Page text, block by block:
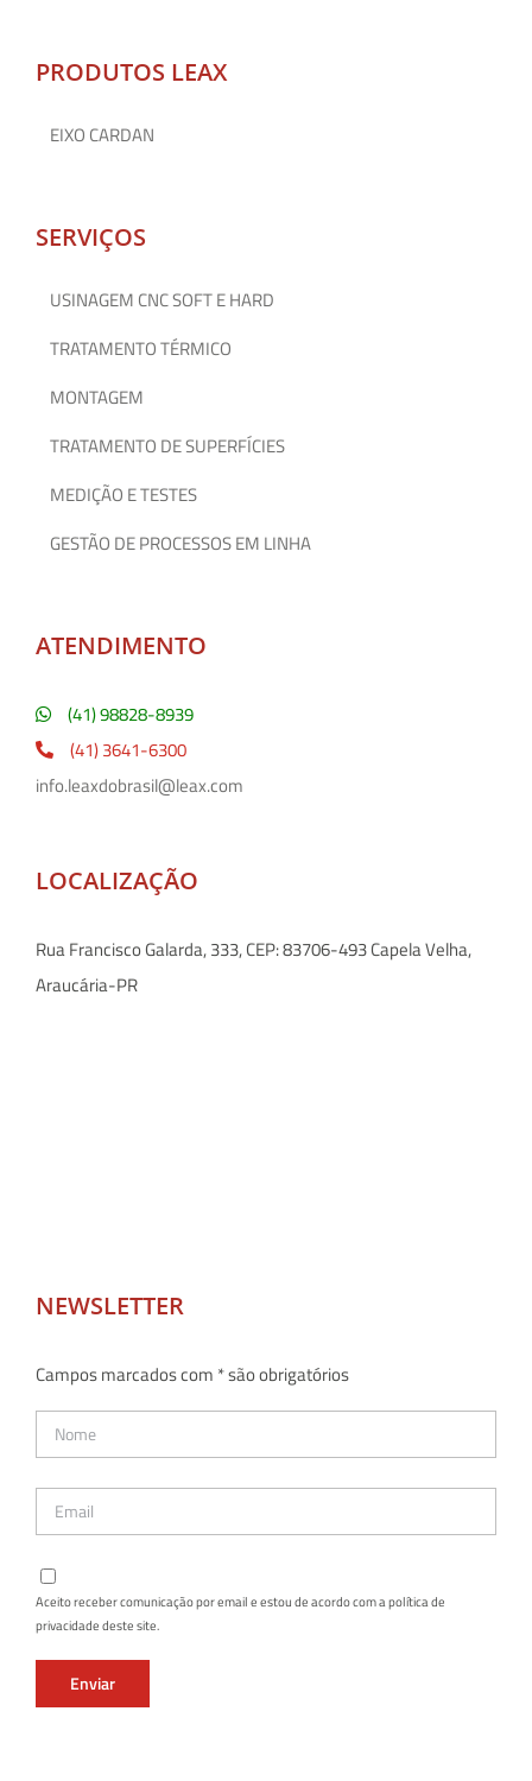
PRODUTOS LEAX
EIXO CARDAN
SERVIÇOS
USINAGEM CNC SOFT E HARD
TRATAMENTO TÉRMICO
MONTAGEM
TRATAMENTO DE SUPERFÍCIES
MEDIÇÃO E TESTES
GESTÃO DE PROCESSOS EM LINHA
ATENDIMENTO
(41) 98828-8939
(41) 3641-6300
info.leaxdobrasil@leax.com
LOCALIZAÇÃO
Rua Francisco Galarda, 333, CEP: 83706-493 Capela Velha,
Araucária-PR
NEWSLETTER
Campos marcados com * são obrigatórios
Aceito receber comunicação por email e estou de acordo com a política de
privacidade deste site.